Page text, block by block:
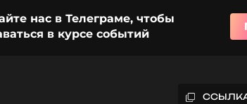
нас в Телеграме, чтобы
в курсе событий